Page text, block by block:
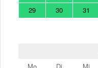
29
30 31